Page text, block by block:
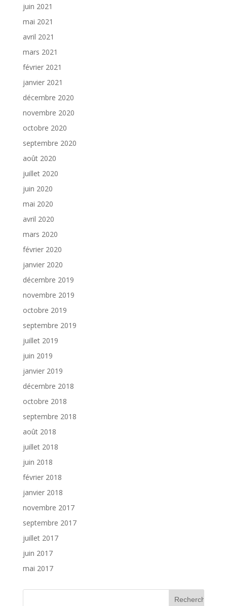
juin 2021
mai 2021
avril 2021
mars 2021
février 2021
janvier 2021
décembre 2020
novembre 2020
octobre 2020
septembre 2020
août 2020
juillet 2020
juin 2020
mai 2020
avril 2020
mars 2020
février 2020
janvier 2020
décembre 2019
novembre 2019
octobre 2019
septembre 2019
juillet 2019
juin 2019
janvier 2019
décembre 2018
octobre 2018
septembre 2018
août 2018
juillet 2018
juin 2018
février 2018
janvier 2018
novembre 2017
septembre 2017
juillet 2017
juin 2017
mai 2017